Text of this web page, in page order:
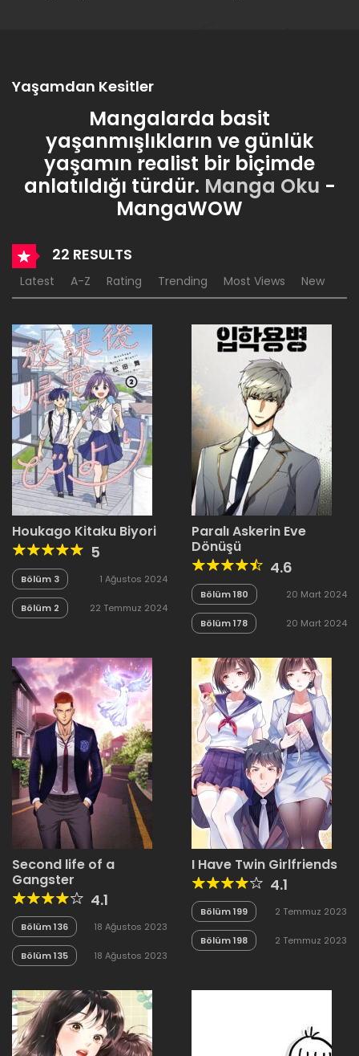
Yaşamdan Kesitler
Mangalarda basit
yaşanmışlıkların ve günlük
yaşamın realist bir biçimde
anlatıldığı türdür. Manga Oku -
MangaWOW
22 RESULTS
Latest A-Z Rating Trending Most Views New
Houkago Kitaku Biyori
5
Bölüm 3 1 Ağustos 2024
Bölüm 2 22 Temmuz 2024
Paralı Askerin Eve
Dönüşü
4.6
Bölüm 180 20 Mart 2024
Bölüm 178 20 Mart 2024
Second life of a
Gangster
4.1
Bölüm 136 18 Ağustos 2023
Bölüm 135 18 Ağustos 2023
I Have Twin Girlfriends
4.1
Bölüm 199 2 Temmuz 2023
Bölüm 198 2 Temmuz 2023